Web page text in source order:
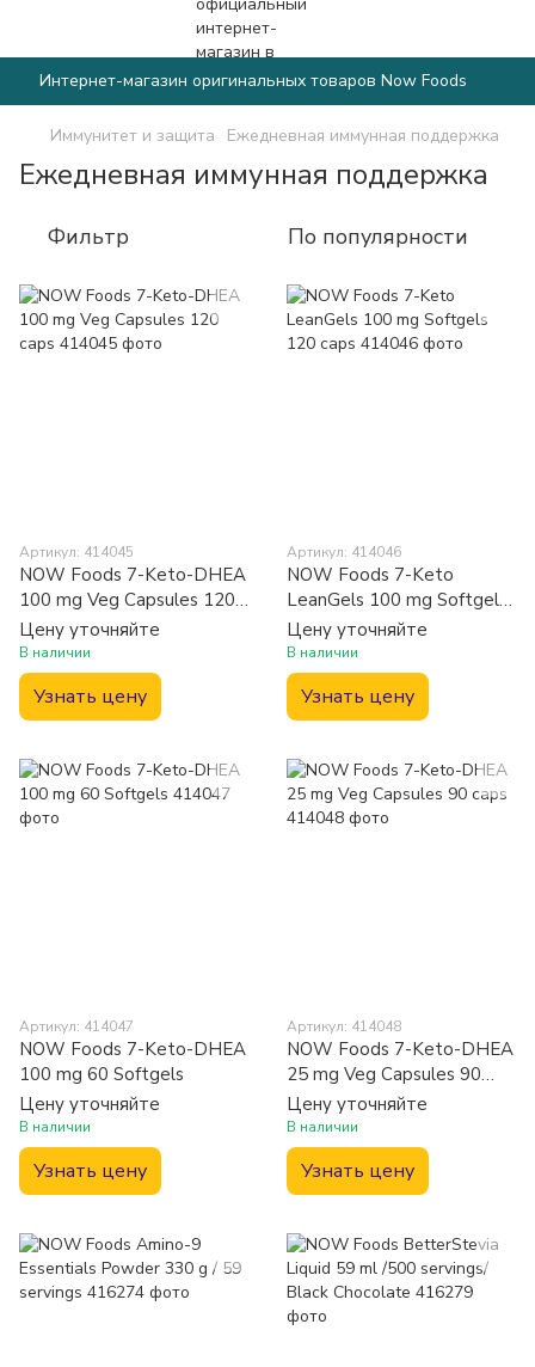
Интернет-магазин оригинальных товаров Now Foods
Иммунитет и защита Ежедневная иммунная поддержка
Ежедневная иммунная поддержка
Фильтр По популярности
Артикул: 414045
NOW Foods 7-Keto-DHEA
100 mg Veg Capsules 120
caps
Цену уточняйте
В наличии
Узнать цену
Артикул: 414046
NOW Foods 7-Keto
LeanGels 100 mg Softgels
120 caps
Цену уточняйте
В наличии
Узнать цену
Артикул: 414047
NOW Foods 7-Keto-DHEA
100 mg 60 Softgels
Цену уточняйте
В наличии
Узнать цену
Артикул: 414048
NOW Foods 7-Keto-DHEA
25 mg Veg Capsules 90
caps
Цену уточняйте
В наличии
Узнать цену